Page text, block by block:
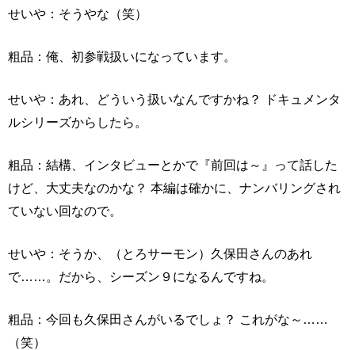
せいや：そうやな（笑）
粗品：俺、初参戦扱いになっています。
せいや：あれ、どういう扱いなんですかね？ ドキュメンタ
ルシリーズからしたら。
粗品：結構、インタビューとかで『前回は～』って話した
けど、大丈夫なのかな？ 本編は確かに、ナンバリングされ
ていない回なので。
せいや：そうか、（とろサーモン）久保田さんのあれ
で……。だから、シーズン９になるんですね。
粗品：今回も久保田さんがいるでしょ？ これがな～……
（笑）